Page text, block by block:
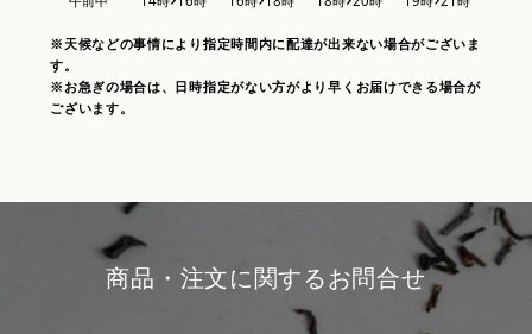
※天候などの事情により指定時間内に配達が出来ない場合がございま
す。
※お急ぎの場合は、日時指定がない方がより早くお届けできる場合が
ございます。
商品・注文に関するお問合せ